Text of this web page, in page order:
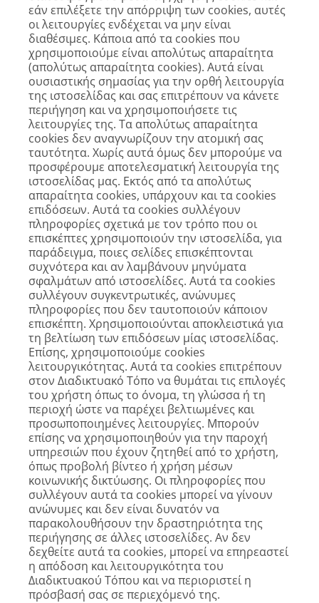
εάν επιλέξετε την απόρριψη των cookies, αυτές
οι λειτουργίες ενδέχεται να μην είναι
διαθέσιμες. Κάποια από τα cookies που
χρησιμοποιούμε είναι απολύτως απαραίτητα
(απολύτως απαραίτητα cookies). Αυτά είναι
ουσιαστικής σημασίας για την ορθή λειτουργία
της ιστοσελίδας και σας επιτρέπουν να κάνετε
περιήγηση και να χρησιμοποιήσετε τις
λειτουργίες της. Τα απολύτως απαραίτητα
cookies δεν αναγνωρίζουν την ατομική σας
ταυτότητα. Χωρίς αυτά όμως δεν μπορούμε να
προσφέρουμε αποτελεσματική λειτουργία της
ιστοσελίδας μας. Εκτός από τα απολύτως
απαραίτητα cookies, υπάρχουν και τα cookies
επιδόσεων. Αυτά τα cookies συλλέγουν
πληροφορίες σχετικά με τον τρόπο που οι
επισκέπτες χρησιμοποιούν την ιστοσελίδα, για
παράδειγμα, ποιες σελίδες επισκέπτονται
συχνότερα και αν λαμβάνουν μηνύματα
σφαλμάτων από ιστοσελίδες. Αυτά τα cookies
συλλέγουν συγκεντρωτικές, ανώνυμες
πληροφορίες που δεν ταυτοποιούν κάποιον
επισκέπτη. Χρησιμοποιούνται αποκλειστικά για
τη βελτίωση των επιδόσεων μίας ιστοσελίδας.
Επίσης, χρησιμοποιούμε cookies
λειτουργικότητας. Αυτά τα cookies επιτρέπουν
στον Διαδικτυακό Τόπο να θυμάται τις επιλογές
του χρήστη όπως το όνομα, τη γλώσσα ή τη
περιοχή ώστε να παρέχει βελτιωμένες και
προσωποποιημένες λειτουργίες. Μπορούν
επίσης να χρησιμοποιηθούν για την παροχή
υπηρεσιών που έχουν ζητηθεί από το χρήστη,
όπως προβολή βίντεο ή χρήση μέσων
κοινωνικής δικτύωσης. Οι πληροφορίες που
συλλέγουν αυτά τα cookies μπορεί να γίνουν
ανώνυμες και δεν είναι δυνατόν να
παρακολουθήσουν την δραστηριότητα της
περιήγησης σε άλλες ιστοσελίδες. Αν δεν
δεχθείτε αυτά τα cookies, μπορεί να επηρεαστεί
η απόδοση και λειτουργικότητα του
Διαδικτυακού Τόπου και να περιοριστεί η
πρόσβασή σας σε περιεχόμενό της.